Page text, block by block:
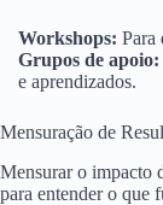
Workshops: Para
Grupos de apoio:
e aprendizados.
Mensuração de
Mensurar o impacto
para entender o que